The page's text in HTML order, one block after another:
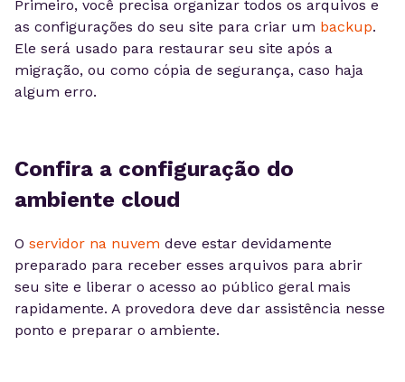
Primeiro, você precisa organizar todos os arquivos e
as configurações do seu site para criar um backup.
Ele será usado para restaurar seu site após a
migração, ou como cópia de segurança, caso haja
algum erro.
Confira a configuração do
ambiente cloud
O servidor na nuvem deve estar devidamente
preparado para receber esses arquivos para abrir
seu site e liberar o acesso ao público geral mais
rapidamente. A provedora deve dar assistência nesse
ponto e preparar o ambiente.